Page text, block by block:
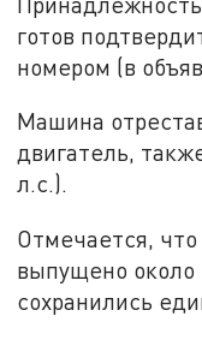
готов
номером (в
Машина
двигатель,
л.с.).
Отмечается,
выпущено около
сохранились